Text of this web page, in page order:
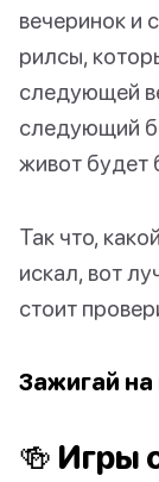
вечеринок и
рилсы,
следующей
следующий
живот будет
Так что,
искал, вот
стоит
Зажигай на
🍻 Игры